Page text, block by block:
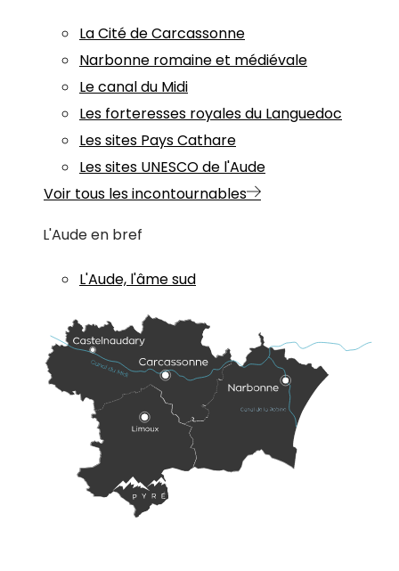
La Cité de Carcassonne
Narbonne romaine et médiévale
Le canal du Midi
Les forteresses royales du Languedoc
Les sites Pays Cathare
Les sites UNESCO de l'Aude
Voir tous les incontournables
L'Aude en bref
L'Aude, l'âme sud